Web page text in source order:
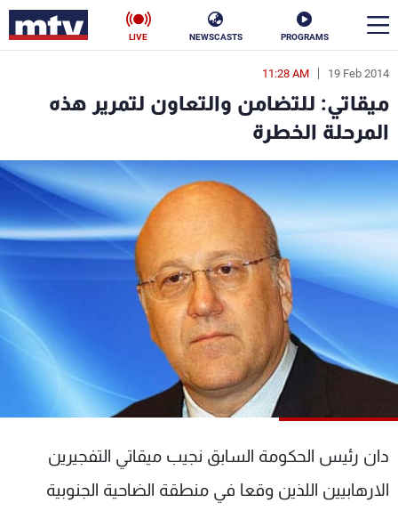
PROGRAMS
NEWSCASTS
LIVE
19 Feb 2014
11:28 AM
ميقاتي: للتضامن والتعاون لتمرير هذه
المرحلة الخطرة
دان رئيس الحكومة السابق نجيب ميقاتي التفجيرين
الارهابيين اللذين وقعا في منطقة الضاحية الجنوبية
en
الأخبار
سياسة ناس
إقتصاد فن
منوعات
كأس العالم
البرامج
شاهد البرامج
عن MTV
وظائف